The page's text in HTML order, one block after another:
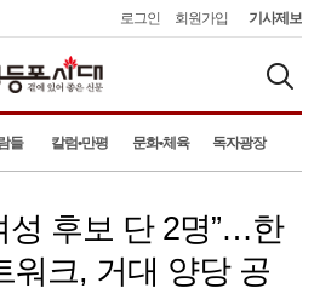
로그인 회원가입 기사제보
들 칼럼•만평 문화•체육 독자광장
성 후보 단 2명”…한
워크, 거대 양당 공